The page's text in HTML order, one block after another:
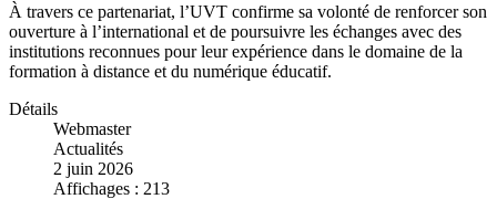
À travers ce partenariat, l’UVT confirme sa volonté de renforcer son
ouverture à l’international et de poursuivre les échanges avec des
institutions reconnues pour leur expérience dans le domaine de la
formation à distance et du numérique éducatif.
Détails
Webmaster
Actualités
2 juin 2026
Affichages : 213